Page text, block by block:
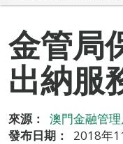
金管局
出納服
來源：
澳門金融管理
發布日期：
2018年